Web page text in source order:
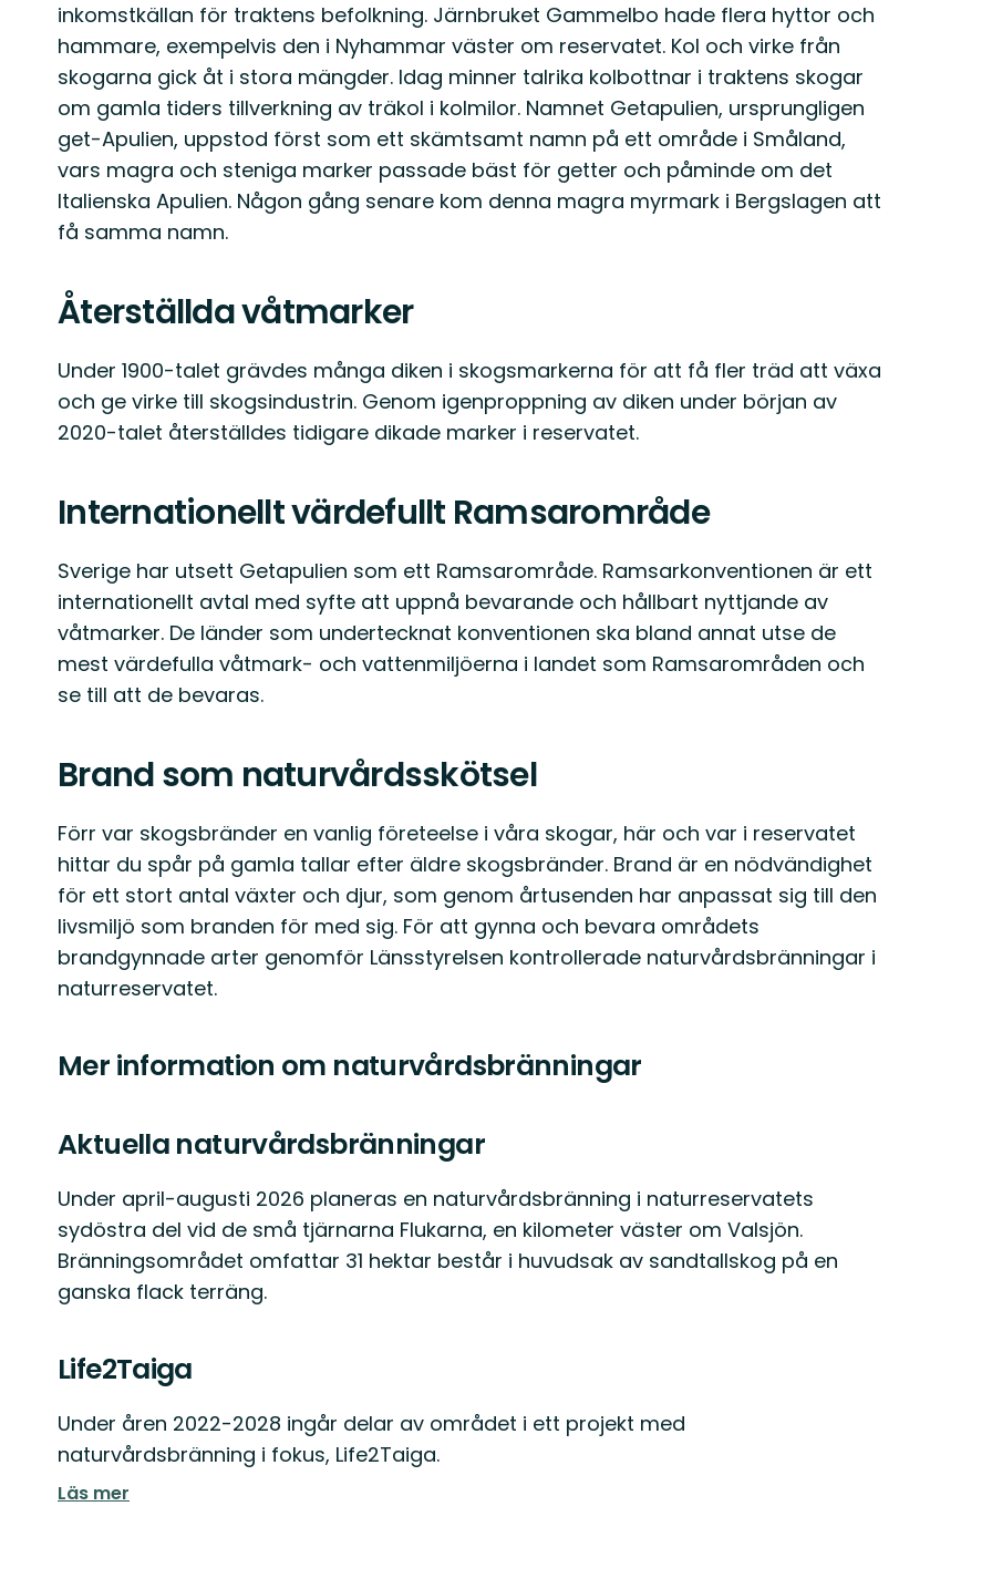
inkomstkällan för traktens befolkning. Järnbruket Gammelbo hade flera hyttor och
hammare, exempelvis den i Nyhammar väster om reservatet. Kol och virke från
skogarna gick åt i stora mängder. Idag minner talrika kolbottnar i traktens skogar
om gamla tiders tillverkning av träkol i kolmilor. Namnet Getapulien, ursprungligen
get-Apulien, uppstod först som ett skämtsamt namn på ett område i Småland,
vars magra och steniga marker passade bäst för getter och påminde om det
Italienska Apulien. Någon gång senare kom denna magra myrmark i Bergslagen att
få samma namn.
Återställda våtmarker
Under 1900-talet grävdes många diken i skogsmarkerna för att få fler träd att växa
och ge virke till skogsindustrin. Genom igenproppning av diken under början av
2020-talet återställdes tidigare dikade marker i reservatet.
Internationellt värdefullt Ramsarområde
Sverige har utsett Getapulien som ett Ramsarområde. Ramsarkonventionen är ett
internationellt avtal med syfte att uppnå bevarande och hållbart nyttjande av
våtmarker. De länder som undertecknat konventionen ska bland annat utse de
mest värdefulla våtmark- och vattenmiljöerna i landet som Ramsarområden och
se till att de bevaras.
Brand som naturvårdsskötsel
Förr var skogsbränder en vanlig företeelse i våra skogar, här och var i reservatet
hittar du spår på gamla tallar efter äldre skogsbränder. Brand är en nödvändighet
för ett stort antal växter och djur, som genom årtusenden har anpassat sig till den
livsmiljö som branden för med sig. För att gynna och bevara områdets
brandgynnade arter genomför Länsstyrelsen kontrollerade naturvårdsbränningar i
naturreservatet.
Mer information om naturvårdsbränningar
Aktuella naturvårdsbränningar
Under april-augusti 2026 planeras en naturvårdsbränning i naturreservatets
sydöstra del vid de små tjärnarna Flukarna, en kilometer väster om Valsjön.
Bränningsområdet omfattar 31 hektar består i huvudsak av sandtallskog på en
ganska flack terräng.
Life2Taiga
Under åren 2022-2028 ingår delar av området i ett projekt med
naturvårdsbränning i fokus, Life2Taiga.
Läs mer